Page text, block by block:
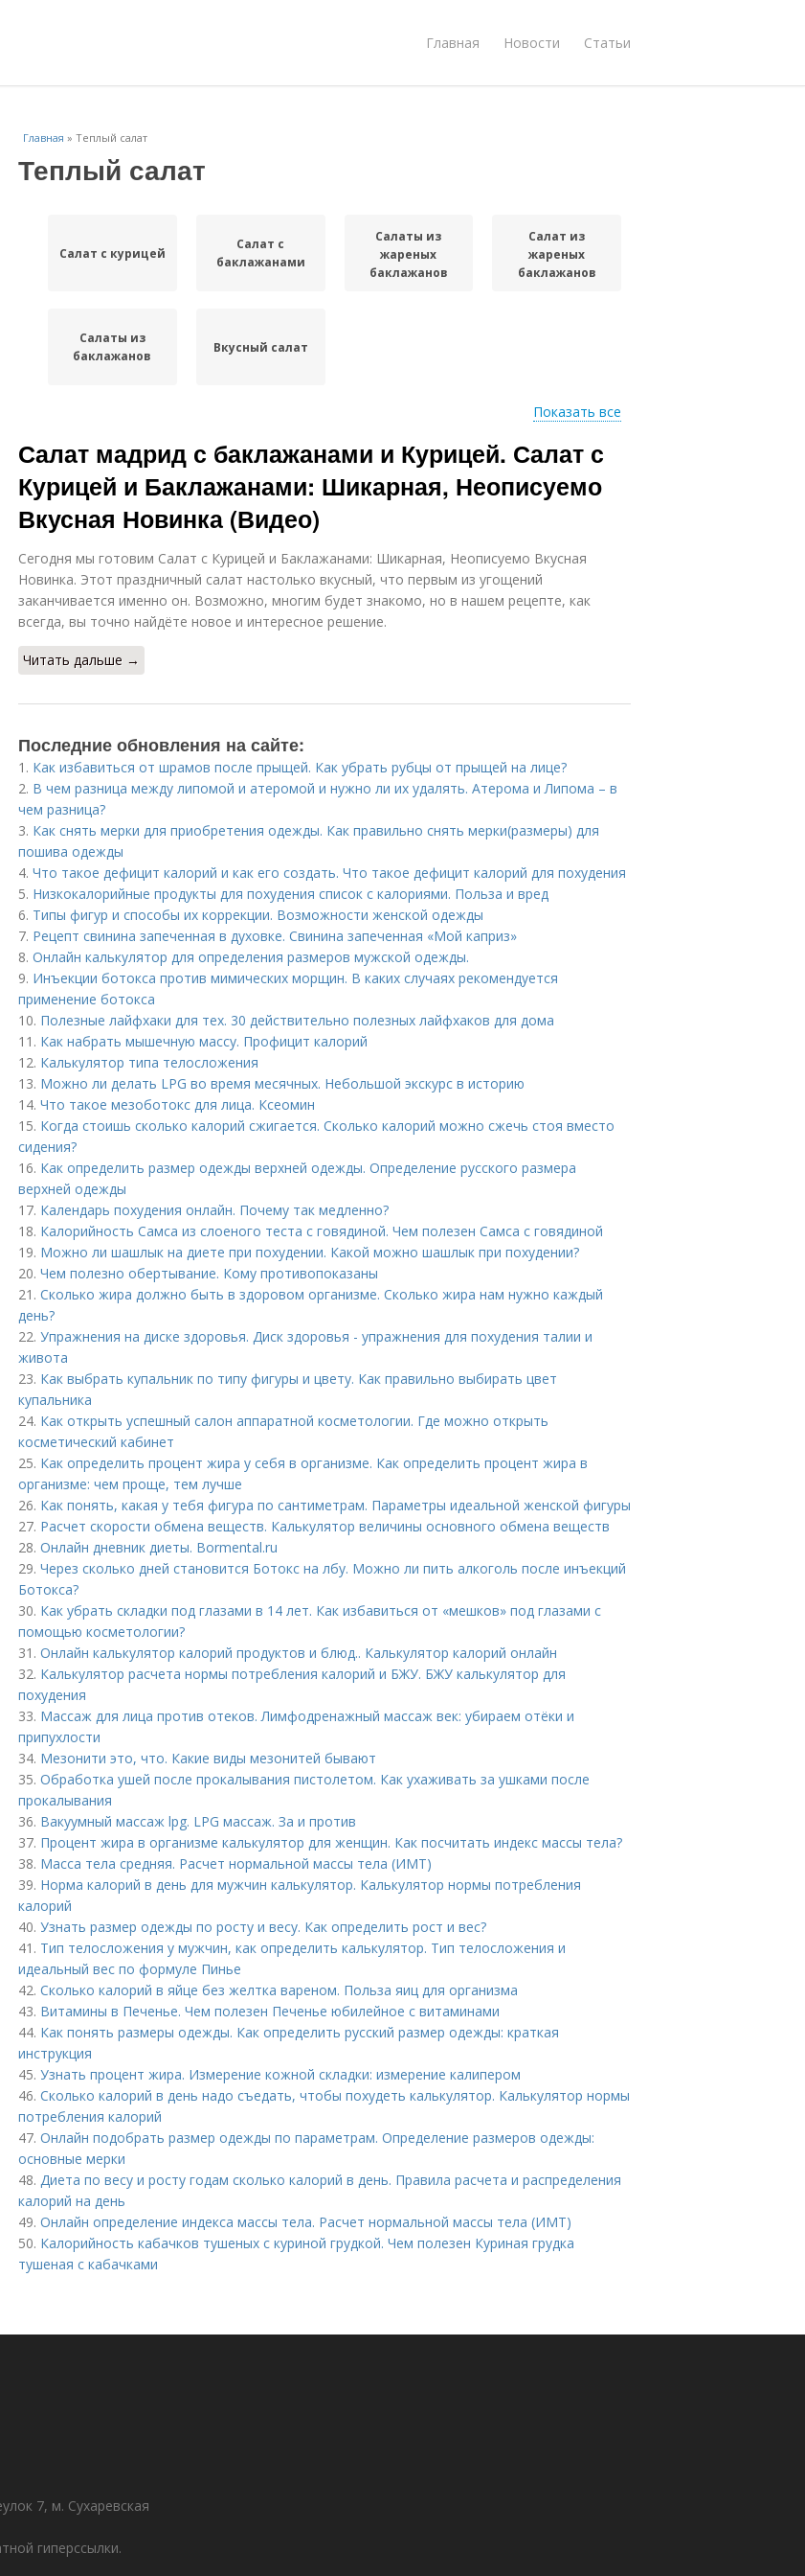
Главная Новости Статьи
Главная » Теплый салат
Теплый салат
Салат с курицей
Салат с
баклажанами
Салаты из
жареных
баклажанов
Салат из
жареных
баклажанов
Салаты из
баклажанов
Вкусный салат
Показать все
Салат мадрид с баклажанами и Курицей. Салат с
Курицей и Баклажанами: Шикарная, Неописуемо
Вкусная Новинка (Видео)
Сегодня мы готовим Салат с Курицей и Баклажанами: Шикарная, Неописуемо Вкусная
Новинка. Этот праздничный салат настолько вкусный, что первым из угощений
заканчивается именно он. Возможно, многим будет знакомо, но в нашем рецепте, как
всегда, вы точно найдёте новое и интересное решение.
Читать дальше →
Последние обновления на сайте:
1. Как избавиться от шрамов после прыщей. Как убрать рубцы от прыщей на лице?
2. В чем разница между липомой и атеромой и нужно ли их удалять. Атерома и Липома – в
чем разница?
3. Как снять мерки для приобретения одежды. Как правильно снять мерки(размеры) для
пошива одежды
4. Что такое дефицит калорий и как его создать. Что такое дефицит калорий для похудения
5. Низкокалорийные продукты для похудения список с калориями. Польза и вред
6. Типы фигур и способы их коррекции. Возможности женской одежды
7. Рецепт свинина запеченная в духовке. Свинина запеченная «Мой каприз»
8. Онлайн калькулятор для определения размеров мужской одежды.
9. Инъекции ботокса против мимических морщин. В каких случаях рекомендуется
применение ботокса
10. Полезные лайфхаки для тех. 30 действительно полезных лайфхаков для дома
11. Как набрать мышечную массу. Профицит калорий
12. Калькулятор типа телосложения
13. Можно ли делать LPG во время месячных. Небольшой экскурс в историю
14. Что такое мезоботокс для лица. Ксеомин
15. Когда стоишь сколько калорий сжигается. Сколько калорий можно сжечь стоя вместо
сидения?
16. Как определить размер одежды верхней одежды. Определение русского размера
верхней одежды
17. Календарь похудения онлайн. Почему так медленно?
18. Калорийность Самса из слоеного теста с говядиной. Чем полезен Самса с говядиной
19. Можно ли шашлык на диете при похудении. Какой можно шашлык при похудении?
20. Чем полезно обертывание. Кому противопоказаны
21. Сколько жира должно быть в здоровом организме. Сколько жира нам нужно каждый
день?
22. Упражнения на диске здоровья. Диск здоровья - упражнения для похудения талии и
живота
23. Как выбрать купальник по типу фигуры и цвету. Как правильно выбирать цвет
купальника
24. Как открыть успешный салон аппаратной косметологии. Где можно открыть
косметический кабинет
25. Как определить процент жира у себя в организме. Как определить процент жира в
организме: чем проще, тем лучше
26. Как понять, какая у тебя фигура по сантиметрам. Параметры идеальной женской фигуры
27. Расчет скорости обмена веществ. Калькулятор величины основного обмена веществ
28. Онлайн дневник диеты. Bormental.ru
29. Через сколько дней становится Ботокс на лбу. Можно ли пить алкоголь после инъекций
Ботокса?
30. Как убрать складки под глазами в 14 лет. Как избавиться от «мешков» под глазами с
помощью косметологии?
31. Онлайн калькулятор калорий продуктов и блюд.. Калькулятор калорий онлайн
32. Калькулятор расчета нормы потребления калорий и БЖУ. БЖУ калькулятор для
похудения
33. Массаж для лица против отеков. Лимфодренажный массаж век: убираем отёки и
припухлости
34. Мезонити это, что. Какие виды мезонитей бывают
35. Обработка ушей после прокалывания пистолетом. Как ухаживать за ушками после
прокалывания
36. Вакуумный массаж lpg. LPG массаж. За и против
37. Процент жира в организме калькулятор для женщин. Как посчитать индекс массы тела?
38. Масса тела средняя. Расчет нормальной массы тела (ИМТ)
39. Норма калорий в день для мужчин калькулятор. Калькулятор нормы потребления
калорий
40. Узнать размер одежды по росту и весу. Как определить рост и вес?
41. Тип телосложения у мужчин, как определить калькулятор. Тип телосложения и
идеальный вес по формуле Пинье
42. Сколько калорий в яйце без желтка вареном. Польза яиц для организма
43. Витамины в Печенье. Чем полезен Печенье юбилейное с витаминами
44. Как понять размеры одежды. Как определить русский размер одежды: краткая
инструкция
45. Узнать процент жира. Измерение кожной складки: измерение калипером
46. Сколько калорий в день надо съедать, чтобы похудеть калькулятор. Калькулятор нормы
потребления калорий
47. Онлайн подобрать размер одежды по параметрам. Определение размеров одежды:
основные мерки
48. Диета по весу и росту годам сколько калорий в день. Правила расчета и распределения
калорий на день
49. Онлайн определение индекса массы тела. Расчет нормальной массы тела (ИМТ)
50. Калорийность кабачков тушеных с куриной грудкой. Чем полезен Куриная грудка
тушеная с кабачками
7, м. Сухаревская
гиперссылки.